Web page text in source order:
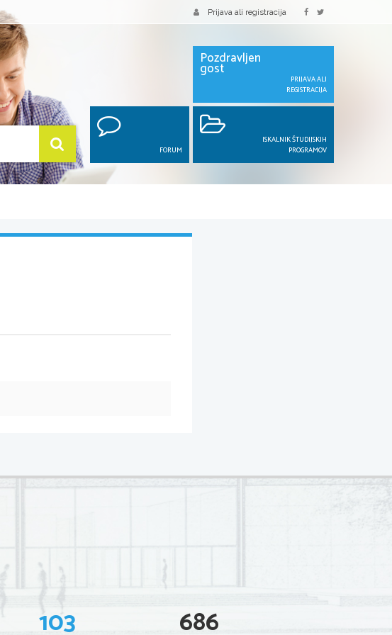
Prijava ali registracija
Pozdravljen
gost
PRIJAVA ALI
REGISTRACIJA
FORUM
ISKALNIK ŠTUDIJSKIH
PROGRAMOV
103 686